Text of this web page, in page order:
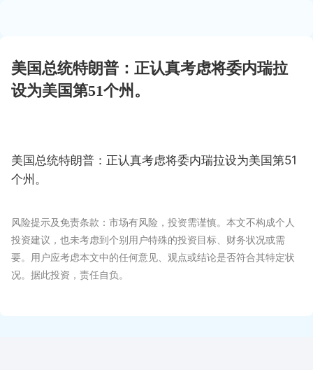
美国总统特朗普：正认真考虑将委内瑞拉
设为美国第51个州。
美国总统特朗普：正认真考虑将委内瑞拉设为美国第51
个州。
风险提示及免责条款：市场有风险，投资需谨慎。本文不构成个人
投资建议，也未考虑到个别用户特殊的投资目标、财务状况或需
要。用户应考虑本文中的任何意见、观点或结论是否符合其特定状
况。据此投资，责任自负。